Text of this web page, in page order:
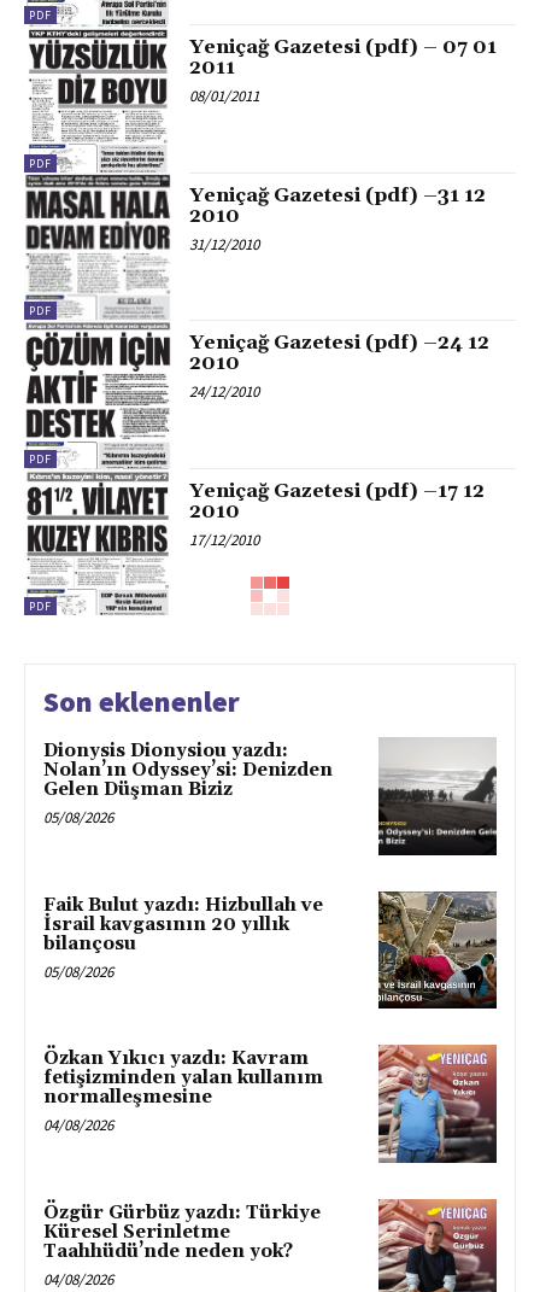
PDF
PDF
Yeniçağ Gazetesi (pdf) – 07 01
2011
08/01/2011
PDF
Yeniçağ Gazetesi (pdf) –31 12
2010
31/12/2010
PDF
Yeniçağ Gazetesi (pdf) –24 12
2010
24/12/2010
PDF
Yeniçağ Gazetesi (pdf) –17 12
2010
17/12/2010
PDF
10/12/2010
PDF
Yeniçağ Gazetesi (pdf) –03 12
PDF
Yeniçağ Gazetesi (pdf) – 26-11-
PDF
Yeniçağ Gazetesi (pdf) – 12-11-
2010
Son eklenenler
Dionysis Dionysiou yazdı:
Nolan’ın Odyssey’si: Denizden
Gelen Düşman Biziz
05/08/2026
Faik Bulut yazdı: Hizbullah ve
İsrail kavgasının 20 yıllık
bilançosu
05/08/2026
Özkan Yıkıcı yazdı: Kavram
fetişizminden yalan kullanım
normalleşmesine
04/08/2026
Özgür Gürbüz yazdı: Türkiye
Küresel Serinletme
Taahhüdü’nde neden yok?
04/08/2026